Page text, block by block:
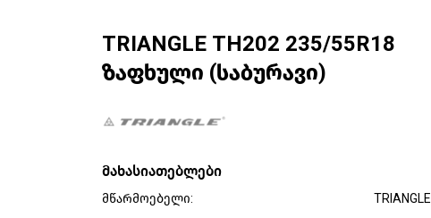
TRIANGLE TH202 235/55R18
ზაფხული (საბურავი)
მახასიათებლები
მწარმოებელი:
TRIANGLE